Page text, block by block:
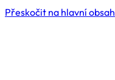
Přeskočit na hlavní obsah